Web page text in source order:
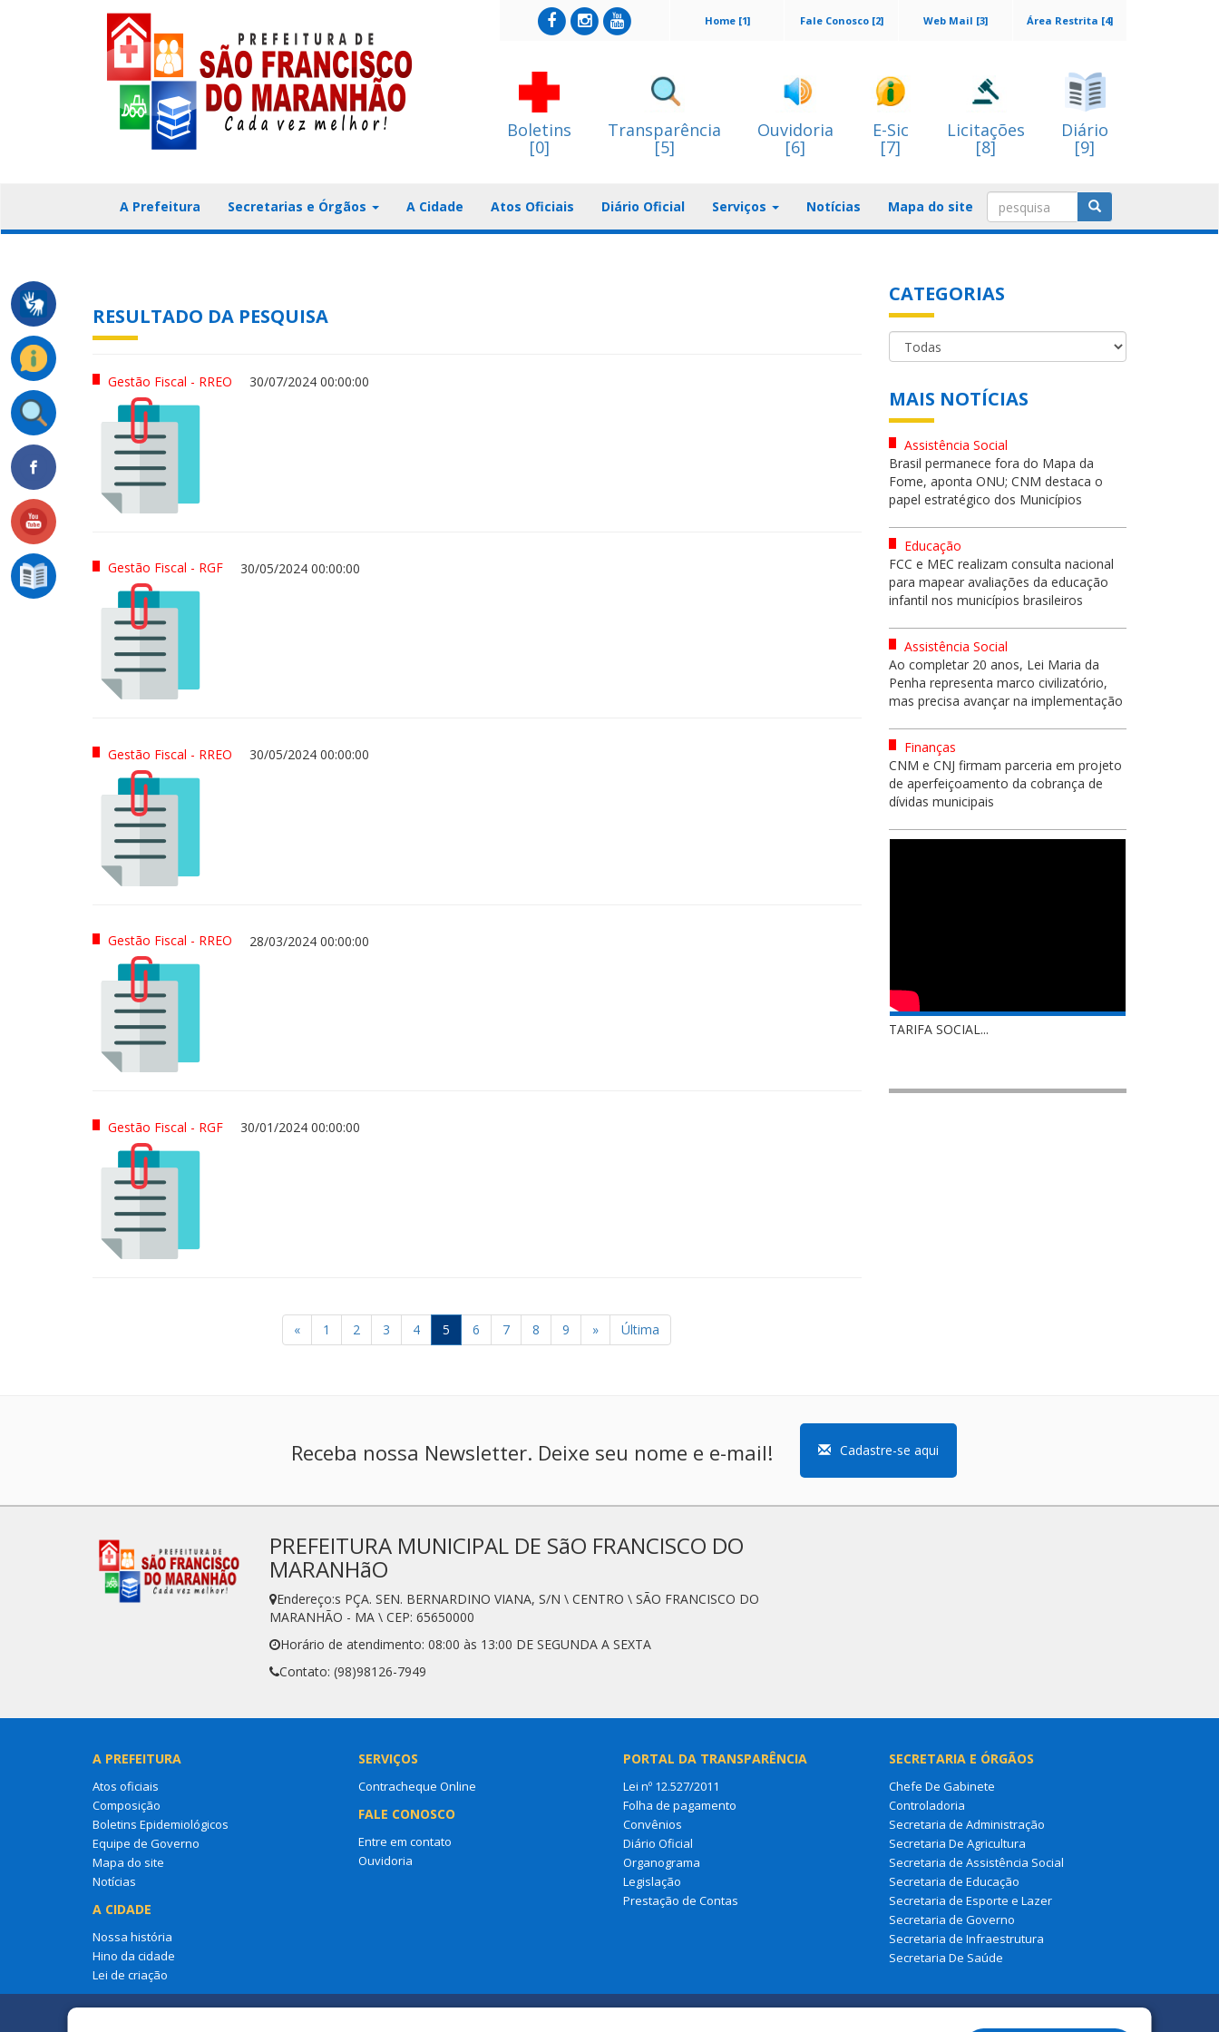
Área Restrita [4]
Web Mail [3]
Fale Conosco [2]
Home [1]
Boletins
[0]
Transparência
[5]
Ouvidoria
[6]
E-Sic
[7]
Licitações
[8]
Diário
[9]
A Prefeitura Secretarias e Órgãos A Cidade Atos Oficiais Diário Oficial Serviços Notícias Mapa do site
RESULTADO DA PESQUISA
Gestão Fiscal - RREO 30/07/2024 00:00:00
Gestão Fiscal - RGF 30/05/2024 00:00:00
Gestão Fiscal - RREO 30/05/2024 00:00:00
Gestão Fiscal - RREO 28/03/2024 00:00:00
Gestão Fiscal - RGF 30/01/2024 00:00:00
« 1 2 3 4 5 6 7 8 9 » Última
CATEGORIAS
MAIS NOTÍCIAS
Assistência Social
Brasil permanece fora do Mapa da
Fome, aponta ONU; CNM destaca o
papel estratégico dos Municípios
Educação
FCC e MEC realizam consulta nacional
para mapear avaliações da educação
infantil nos municípios brasileiros
Assistência Social
Ao completar 20 anos, Lei Maria da
Penha representa marco civilizatório,
mas precisa avançar na implementação
Finanças
CNM e CNJ firmam parceria em projeto
de aperfeiçoamento da cobrança de
dívidas municipais
TARIFA SOCIAL...
Receba nossa Newsletter. Deixe seu nome e e-mail! Cadastre-se aqui
PREFEITURA MUNICIPAL DE SãO FRANCISCO DO
MARANHãO
Endereço:s PÇA. SEN. BERNARDINO VIANA, S/N \ CENTRO \ SÃO FRANCISCO DO
MARANHÃO - MA \ CEP: 65650000
Horário de atendimento: 08:00 às 13:00 DE SEGUNDA A SEXTA
Contato: (98)98126-7949
A PREFEITURA
Atos oficiais
Composição
Boletins Epidemiológicos
Equipe de Governo
Mapa do site
Notícias
A CIDADE
Nossa história
Hino da cidade
Lei de criação
SERVIÇOS
Contracheque Online
FALE CONOSCO
Entre em contato
Ouvidoria
PORTAL DA TRANSPARÊNCIA
Lei nº 12.527/2011
Folha de pagamento
Convênios
Diário Oficial
Organograma
Legislação
Prestação de Contas
SECRETARIA E ÓRGÃOS
Chefe De Gabinete
Controladoria
Secretaria de Administração
Secretaria De Agricultura
Secretaria de Assistência Social
Secretaria de Educação
Secretaria de Esporte e Lazer
Secretaria de Governo
Secretaria de Infraestrutura
Secretaria De Saúde